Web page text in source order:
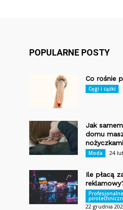
POPULARNE POSTY
Co rośnie
Cęgi i cążki
Jak
domu
Moda 24
Ile płacą
22 grudnia